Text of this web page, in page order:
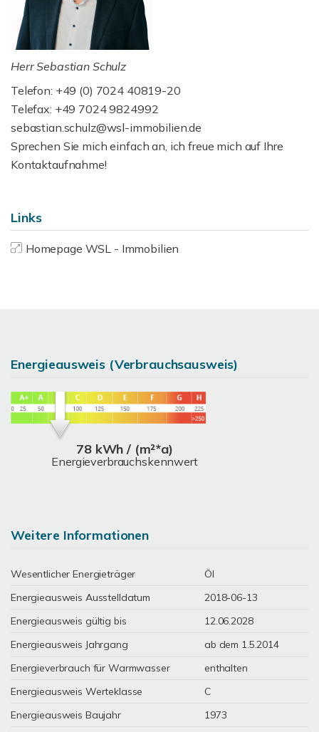
Herr Sebastian Schulz
Telefon: +49 (0) 7024 40819-20
Telefax: +49 7024 9824992
sebastian.schulz@wsl-immobilien.de
Sprechen Sie mich einfach an, ich freue mich auf Ihre
Kontaktaufnahme!
Links
Homepage WSL - Immobilien
Energieausweis (Verbrauchsausweis)
78 kWh / (m²*a)
Energieverbrauchskennwert
Weitere Informationen
Wesentlicher Energieträger
Öl
Energieausweis Ausstelldatum
2018-06-13
Energieausweis gültig bis
12.06.2028
Energieausweis Jahrgang
ab dem 1.5.2014
Energieverbrauch für Warmwasser
enthalten
Energieausweis Werteklasse
C
Energieausweis Baujahr
1973